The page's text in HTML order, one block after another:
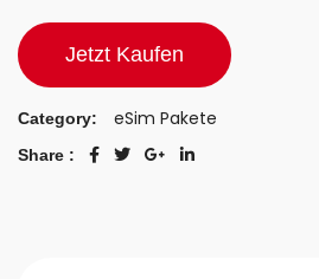
Jetzt Kaufen
Category: eSim Pakete
Share :